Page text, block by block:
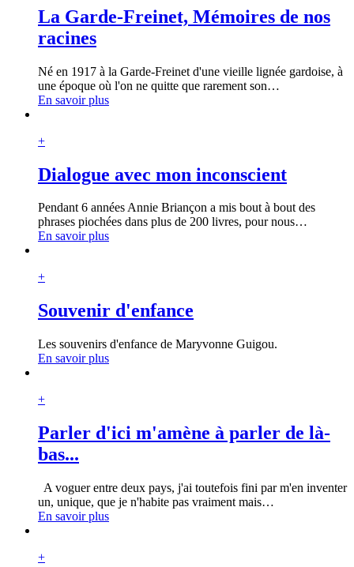
La Garde-Freinet, Mémoires de nos
racines
Né en 1917 à la Garde-Freinet d'une vieille lignée gardoise, à
une époque où l'on ne quitte que rarement son…
En savoir plus
+
Dialogue avec mon inconscient
Pendant 6 années Annie Briançon a mis bout à bout des
phrases piochées dans plus de 200 livres, pour nous…
En savoir plus
+
Souvenir d'enfance
Les souvenirs d'enfance de Maryvonne Guigou.
En savoir plus
+
Parler d'ici m'amène à parler de là-
bas...
A voguer entre deux pays, j'ai toutefois fini par m'en inventer
un, unique, que je n'habite pas vraiment mais…
En savoir plus
+